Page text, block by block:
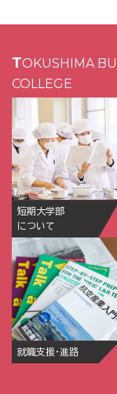
TOKUSHIMA BUNRI UNIVERSITY JUNIOR
COLLEGE
短期大学部
について
就職支援・進路